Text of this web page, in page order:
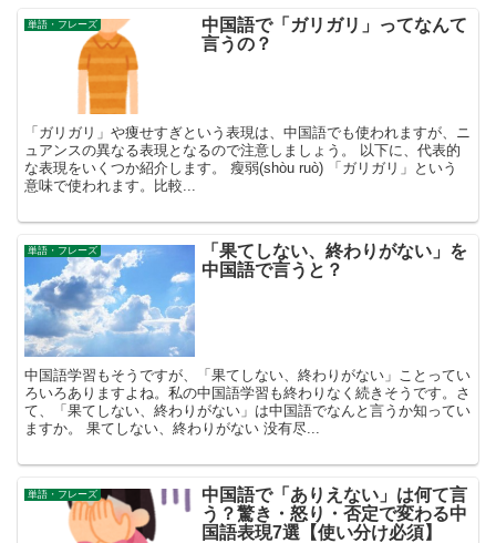
単語・フレーズ
中国語で「ガリガリ」ってなんて
言うの？
「ガリガリ」や痩せすぎという表現は、中国語でも使われますが、ニ
ュアンスの異なる表現となるので注意しましょう。 以下に、代表的
な表現をいくつか紹介します。 瘦弱(shòu ruò) 「ガリガリ」という
意味で使われます。比較...
単語・フレーズ
「果てしない、終わりがない」を
中国語で言うと？
中国語学習もそうですが、「果てしない、終わりがない」ことってい
ろいろありますよね。私の中国語学習も終わりなく続きそうです。さ
て、「果てしない、終わりがない」は中国語でなんと言うか知ってい
ますか。 果てしない、終わりがない 没有尽...
単語・フレーズ
中国語で「ありえない」は何て言
う？驚き・怒り・否定で変わる中
国語表現7選【使い分け必須】